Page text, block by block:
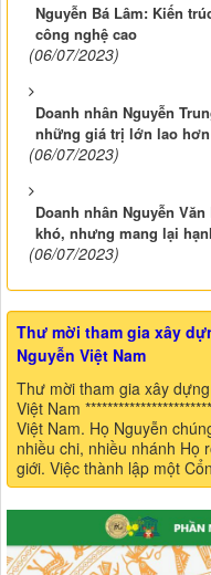
Nguyễn Bá Lâm: Kiến
công nghệ cao
(06/07/2023)
Doanh nhân Nguyễn
những giá trị lớn lao hơn
(06/07/2023)
Doanh nhân Nguyễn
khó, nhưng mang lại
(06/07/2023)
Thư mời tham gia xây
Nguyễn Việt Nam
Thư mời tham gia xây
Việt Nam
Việt Nam. Họ Nguyễn
nhiều chi, nhiều nhánh Họ
giới. Việc thành lập một